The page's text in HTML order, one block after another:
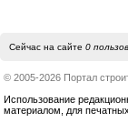
Сейчас на сайте 0
© 2005-2026 Портал
Использование
материалом, для